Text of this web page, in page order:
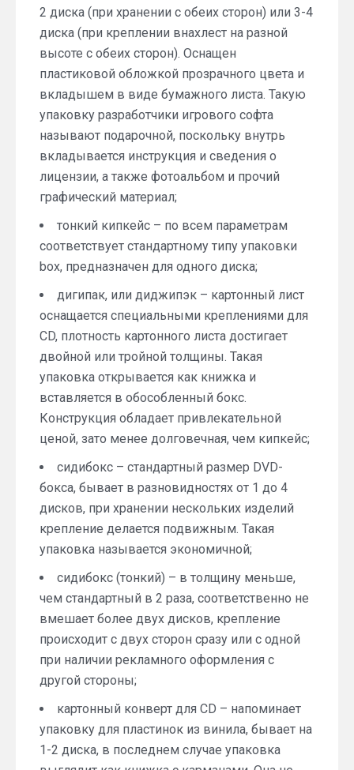
2 диска (при хранении с обеих сторон) или 3-4
диска (при креплении внахлест на разной
высоте с обеих сторон). Оснащен
пластиковой обложкой прозрачного цвета и
вкладышем в виде бумажного листа. Такую
упаковку разработчики игрового софта
называют подарочной, поскольку внутрь
вкладывается инструкция и сведения о
лицензии, а также фотоальбом и прочий
графический материал;
тонкий кипкейс – по всем параметрам
соответствует стандартному типу упаковки
box, предназначен для одного диска;
дигипак, или диджипэк – картонный лист
оснащается специальными креплениями для
CD, плотность картонного листа достигает
двойной или тройной толщины. Такая
упаковка открывается как книжка и
вставляется в обособленный бокс.
Конструкция обладает привлекательной
ценой, зато менее долговечная, чем кипкейс;
сидибокс – стандартный размер DVD-
бокса, бывает в разновидностях от 1 до 4
дисков, при хранении нескольких изделий
крепление делается подвижным. Такая
упаковка называется экономичной;
сидибокс (тонкий) – в толщину меньше,
чем стандартный в 2 раза, соответственно не
вмешает более двух дисков, крепление
происходит с двух сторон сразу или с одной
при наличии рекламного оформления с
другой стороны;
картонный конверт для CD – напоминает
упаковку для пластинок из винила, бывает на
1-2 диска, в последнем случае упаковка